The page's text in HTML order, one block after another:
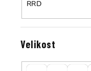
RRD
Velikost